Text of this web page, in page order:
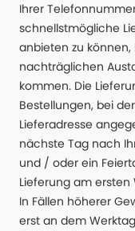
Ihrer
schnellstmögliche
anbieten zu
nachträglichen
kommen. Die
Bestellungen, bei
Lieferadresse
nächste Tag nach
und / oder ein
Lieferung am ersten
In Fällen höherer
erst an dem